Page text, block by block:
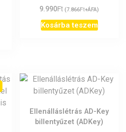
9.990Ft (7.866Ft+ÁFA)
Kosárba teszem
Ellenálláslétrás AD-Key
billentyűzet (ADKey)